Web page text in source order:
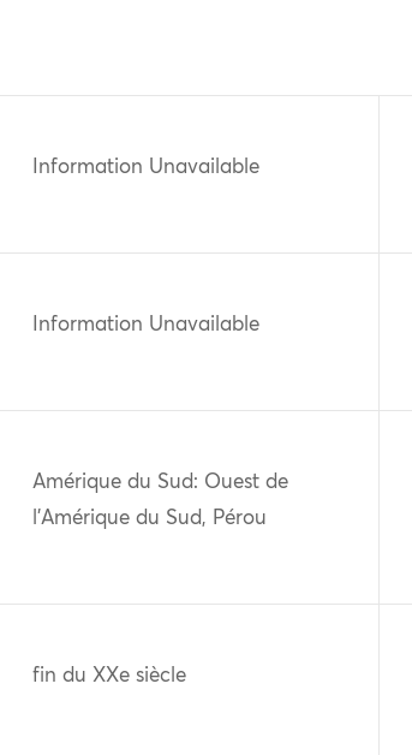
Information Unavailable
Information Unavailable
Amérique du Sud: Ouest de
l'Amérique du Sud, Pérou
fin du XXe siècle